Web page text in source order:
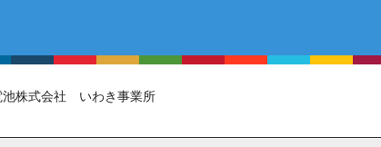
池株式会社 いわき事業所